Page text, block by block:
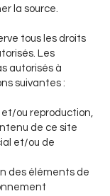
la source.
tous les droits
Les
autorisés à
suivantes :
ou reproduction,
de ce site
et/ou de
des éléments de